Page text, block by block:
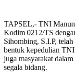
TAPSEL,- TNI
Kodim 0212/TS
Sihombing, S.I.P, telah
bentuk kepedulian
juga masyarakat
segala bidang.